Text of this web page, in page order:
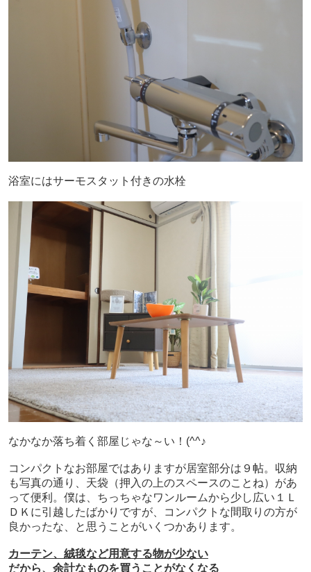
浴室にはサーモスタット付きの水栓
なかなか落ち着く部屋じゃな～い！(^^♪
コンパクトなお部屋ではありますが居室部分は９帖。収納
も写真の通り、天袋（押入の上のスペースのことね）があ
って便利。僕は、ちっちゃなワンルームから少し広い１Ｌ
ＤＫに引越したばかりですが、コンパクトな間取りの方が
良かったな、と思うことがいくつかあります。
カーテン、絨毯など用意する物が少ない
だから、余計なものを買うことがなくなる